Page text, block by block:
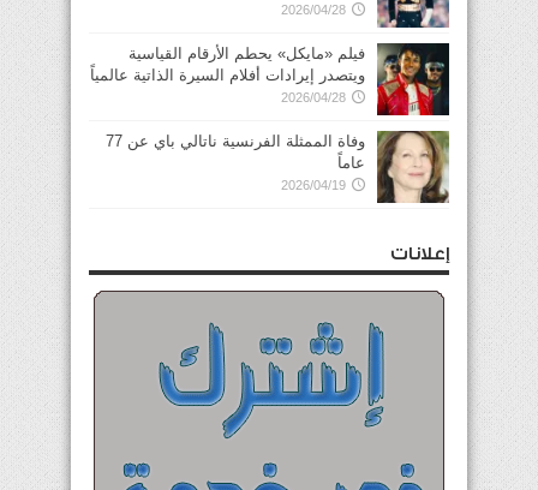
2026/04/28
فيلم «مايكل» يحطم الأرقام القياسية
ويتصدر إيرادات أفلام السيرة الذاتية عالمياً
2026/04/28
وفاة الممثلة الفرنسية ناتالي باي عن 77
عاماً
2026/04/19
إعلانات